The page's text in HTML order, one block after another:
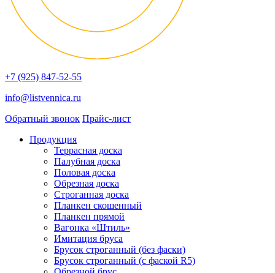
+7 (925) 847-52-55
info@listvennica.ru
Обратный звонок Прайс-лист
Продукция
Террасная доска
Палубная доска
Половая доска
Обрезная доска
Строганная доска
Планкен скошенный
Планкен прямой
Вагонка «Штиль»
Имитация бруса
Брусок строганный (без фаски)
Брусок строганный (с фаской R5)